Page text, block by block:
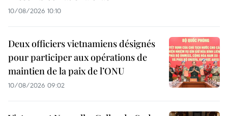
10/08/2026 10:10
Deux officiers vietnamiens désignés
pour participer aux opérations de
maintien de la paix de l’ONU
10/08/2026 09:02